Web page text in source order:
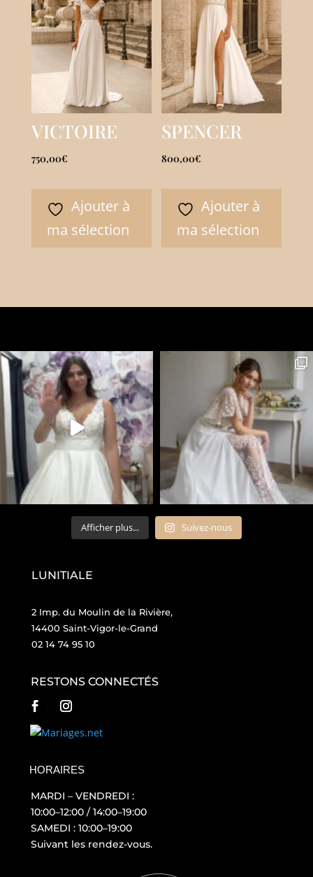
VICTOIRE
750,00€
Ajouter à
ma sélection
SPENCER
800,00€
Ajouter à
ma sélection
Afficher plus... Suivez-nous
LUNITIALE
2 Imp. du Moulin de la Rivière,
14400 Saint-Vigor-le-Grand
02 14 74 95 10
RESTONS CONNECTÉS
HORAIRES
MARDI – VENDREDI :
10:00–12:00 / 14:00–19:00
SAMEDI : 10:00–19:00
Suivant les rendez-vous.